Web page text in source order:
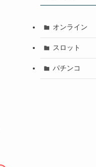
オンライン
スロット
パチンコ